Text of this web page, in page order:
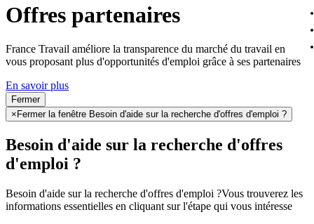
Offres partenaires
France Travail améliore la transparence du marché du travail en
vous proposant plus d'opportunités d'emploi grâce à ses partenaires
En savoir plus
Fermer
× Fermer la fenêtre Besoin d'aide sur la recherche d'offres d'emploi ?
Besoin d'aide sur la recherche d'offres
d'emploi ?
Besoin d'aide sur la recherche d'offres d'emploi ?Vous trouverez les
informations essentielles en cliquant sur l'étape qui vous intéresse